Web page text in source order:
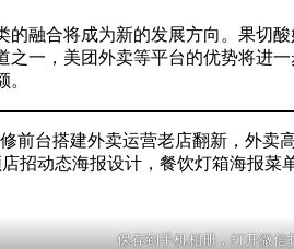
的融合将成为新的发展方向。果切
之一，美团外卖等平台的优势将
前台搭建外卖运营老店翻新，外
招动态海报设计，餐饮灯箱海报菜
保存到手机相册，打开微信